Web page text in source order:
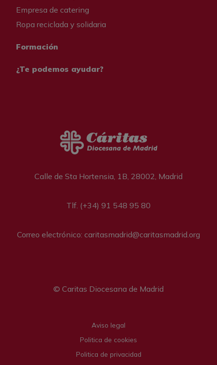
Empresa de catering
Ropa reciclada y solidaria
Formación
¿Te podemos ayudar?
Calle de Sta Hortensia, 1B, 28002, Madrid
Tlf. (+34) 91 548 95 80
Correo electrónico: caritasmadrid@caritasmadrid.org
© Caritas Diocesana de Madrid
Aviso legal
Politica de cookies
Politica de privacidad